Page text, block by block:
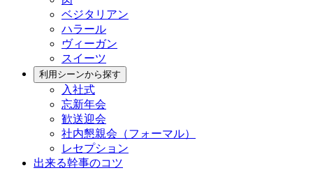
ベジタリアン
ハラール
ヴィーガン
スイーツ
利用シーンから探す
入社式
忘新年会
歓送迎会
社内懇親会（フォーマル）
レセプション
出来る幹事のコツ